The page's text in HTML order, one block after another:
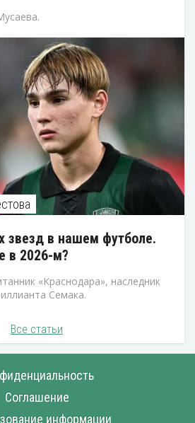
звезд в нашем футболе.
в 2026-м?
«Краснодара», наследник
Семака.
Все статьи
Соглашение
информации